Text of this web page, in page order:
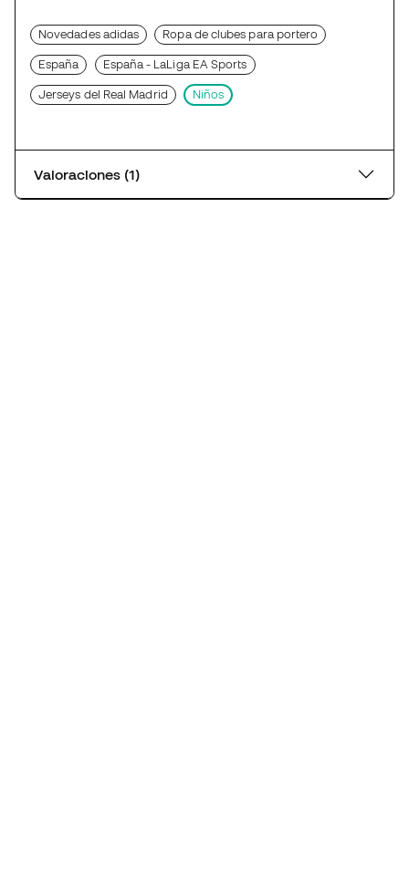
Novedades adidas Ropa de clubes para portero
España España - LaLiga EA Sports
Jerseys del Real Madrid Niños
Valoraciones (1)